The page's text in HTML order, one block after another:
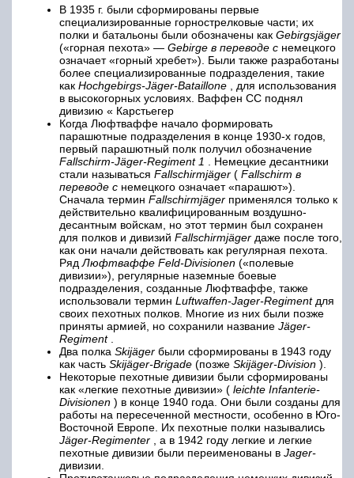
В 1935 г. были сформированы первые
специализированные горнострелковые части; их
полки и батальоны были обозначены как Gebirgsjäger
(«горная пехота» — Gebirge в переводе с немецкого
означает «горный хребет»). Были также разработаны
более специализированные подразделения, такие
как Hochgebirgs-Jäger-Bataillone , для использования
в высокогорных условиях. Ваффен СС поднял
дивизию « Карстьегер
Когда Люфтваффе начало формировать
парашютные подразделения в конце 1930-х годов,
первый парашютный полк получил обозначение
Fallschirm-Jäger-Regiment 1
. Немецкие десантники
стали называться Fallschirmjäger ( Fallschirm в
переводе с немецкого означает «парашют»).
Сначала термин Fallschirmjäger применялся только к
действительно квалифицированным воздушно-
десантным войскам, но этот термин был сохранен
для полков и дивизий Fallschirmjäger даже после того,
как они начали действовать как регулярная пехота.
Ряд Люфтваффе Feld-Divisionen («полевые
дивизии»), регулярные наземные боевые
подразделения, созданные Люфтваффе, также
использовали термин Luftwaffen-Jager-Regimentдля
своих пехотных полков. Многие из них были позже
приняты армией, но сохранили название Jäger-
Regiment.
Два полка Skijäger были сформированы в 1943 году
как часть Skijäger-Brigade (позже Skijäger-Division ).
Некоторые пехотные дивизии были сформированы
как «легкие пехотные дивизии» ( leichte Infanterie-
Divisionen ) в конце 1940 года. Они были созданы для
работы на пересеченной местности, особенно в Юго-
Восточной Европе. Их пехотные полки назывались
Jäger-Regimenter , а в 1942 году легкие и легкие
пехотные дивизии были переименованы в Jager-
дивизии.